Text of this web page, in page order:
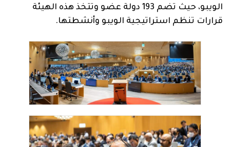
الويبو، حيث تضم 193 دولة عضو وتتخذ هذه الهيئة
قرارات تنظم استراتيجية الويبو وأنشطتها.